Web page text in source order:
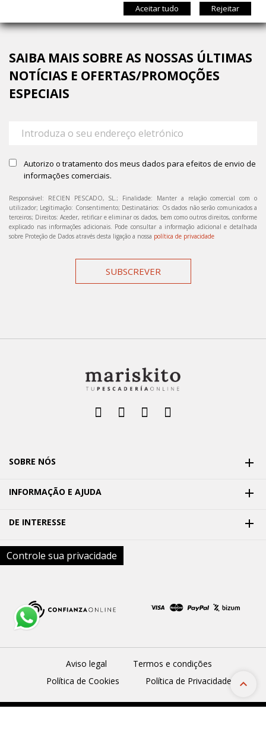

SAIBA MAIS SOBRE AS NOSSAS ÚLTIMAS
NOTÍCIAS E OFERTAS/PROMOÇÕES
ESPECIAIS
Autorizo o tratamento dos meus dados para efeitos de envio de
informações comerciais.
Responsável: RECIEN PESCADO, SL.; Finalidade: Manter a relação comercial com o
utilizador; Legitimação: Consentimento; Destinatários: Os dados não serão comunicados a
terceiros; Direitos: Aceder, retificar e eliminar os dados, bem como outros direitos, conforme
explicado nas informações adicionais. Pode consultar a informação adicional e detalhada
sobre Proteção de Dados através desta ligação a nossa política de privacidade
SUBSCREVER
SOBRE NÓS 
INFORMAÇÃO E AJUDA 
DE INTERESSE 
Controle sua privacidade
Aviso legal
Termos e condições
Política de Cookies
Política de Privacidade
Aceitar tudo Rejeitar